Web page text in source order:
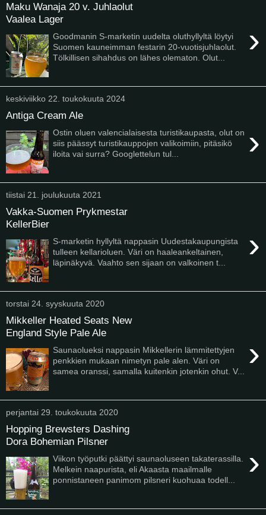
Maku Wanaja 20 v. Juhlaolut
Vaalea Lager
›
Goodmanin S-marketin uudelta oluthyllyltä löytyi
Suomen kauneimman festarin 20-vuotisjuhlaolut.
Tölkillisen sihahdus on lähes olematon. Olut...
keskiviikko 22. toukokuuta 2024
Antiga Cream Ale
›
Ostin oluen valencialaisesta turistikaupasta, olut on
siis päässyt turistikauppojen valikoimiin, pitäsikö
iloita vai surra? Googlettelun tul...
tiistai 21. joulukuuta 2021
Vakka-Suomen Prykmestar
KellerBier
›
S-marketin hyllyltä nappasin Uudestakaupungista
tulleen kellarioluen. Väri on haaleankeltainen,
läpinäkyvä. Vaahto sen sijaan on valkoinen t...
torstai 24. syyskuuta 2020
Mikkeller Heated Seats New
England Style Pale Ale
›
Saunaolueksi nappasin Mikkellerin lämmitettyjen
penkkien mukaan nimetyn pale alen. Väri on
samea oranssi, samalla kuitenkin jotenkin ohut. V...
perjantai 29. toukokuuta 2020
Hopping Brewsters Dashing
Dora Bohemian Pilsner
›
Viikon työputki päättyi saunaoluseen takaterassilla.
Melkein naapurista, eli Akaasta maailmalle
ponnistaneen panimom pilsneri kuohuaa todell...